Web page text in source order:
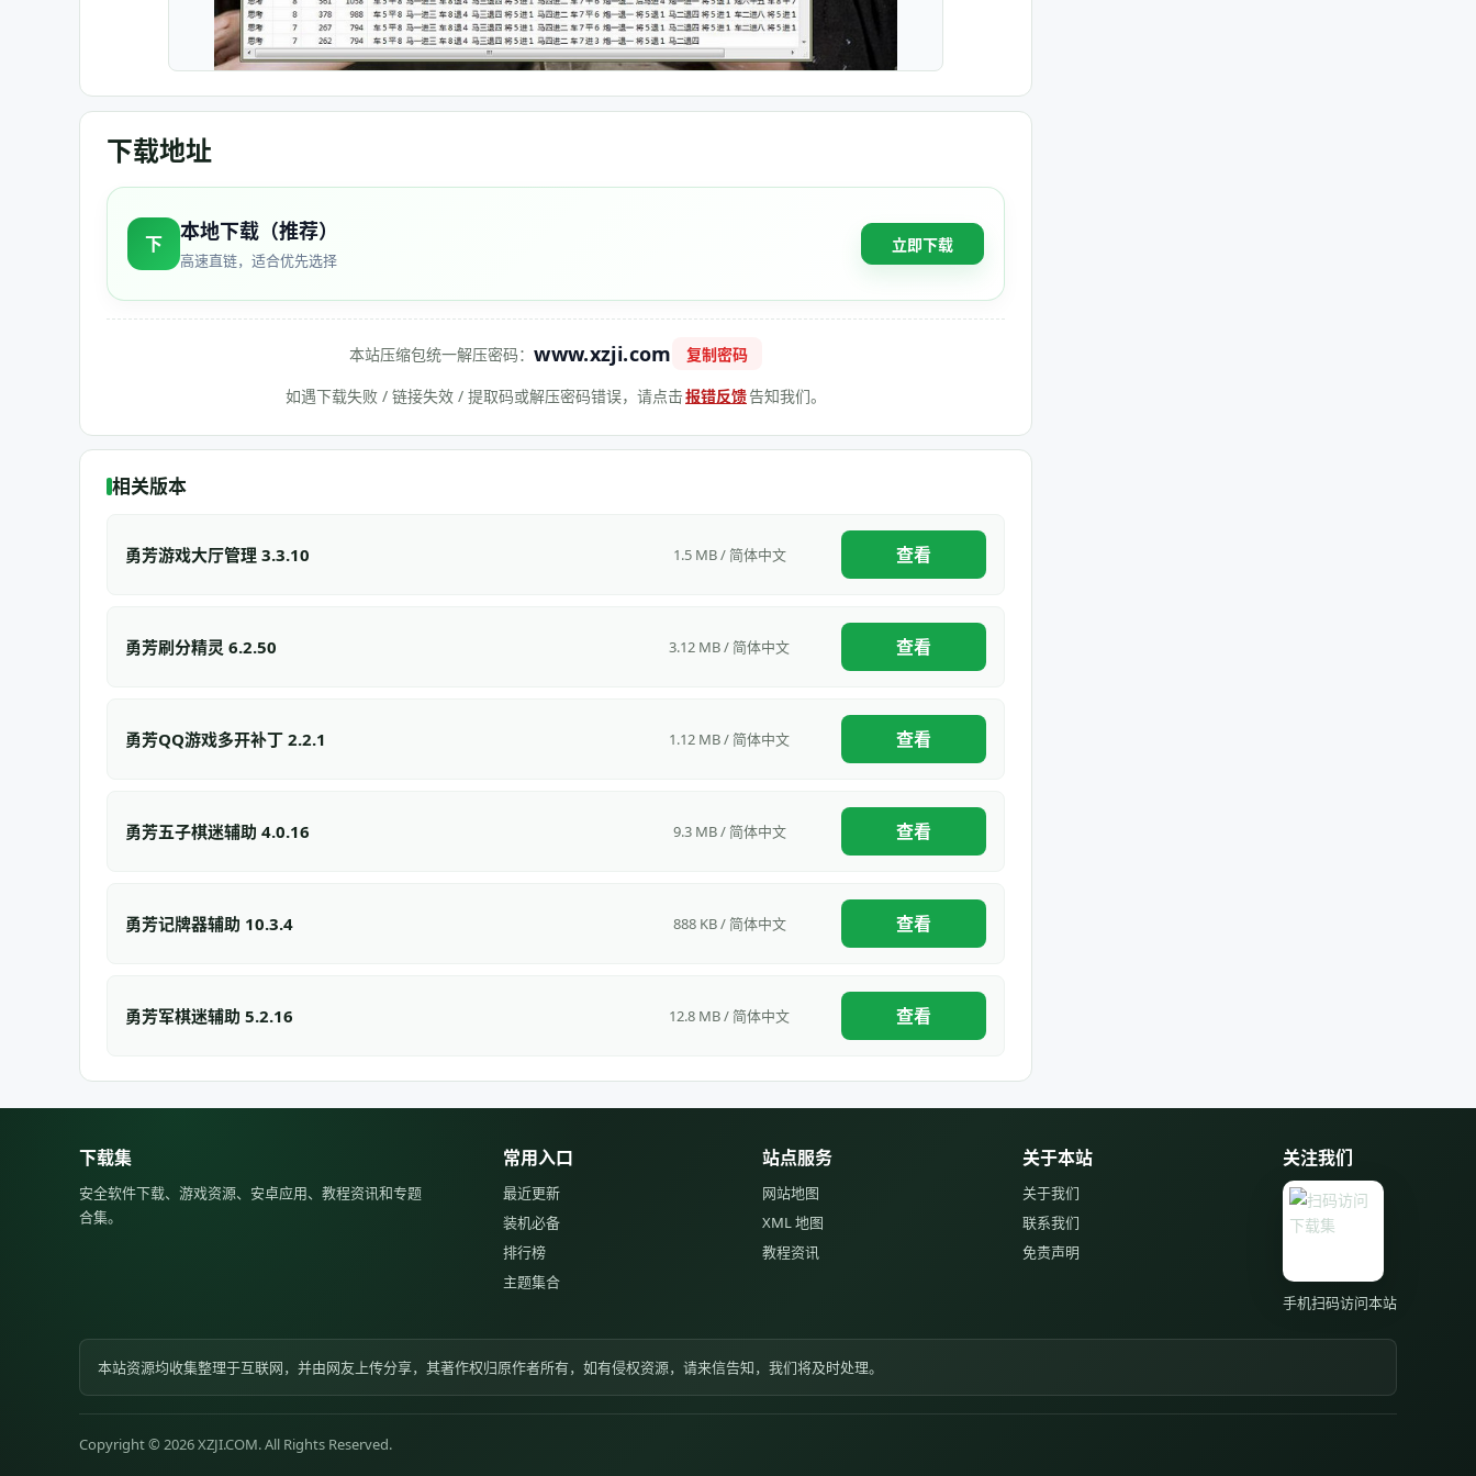
下载地址
下
本地下载（推荐）
高速直链，适合优先选择
立即下载
本站压缩包统一解压密码：www.xzji.com 复制密码
如遇下载失败 / 链接失效 / 提取码或解压密码错误，请点击报错反馈告知我们。
相关版本
勇芳游戏大厅管理 3.3.10 1.5 MB / 简体中文 查看
勇芳刷分精灵 6.2.50 3.12 MB / 简体中文 查看
勇芳QQ游戏多开补丁 2.2.1 1.12 MB / 简体中文 查看
勇芳五子棋迷辅助 4.0.16 9.3 MB / 简体中文 查看
勇芳记牌器辅助 10.3.4 888 KB / 简体中文 查看
勇芳军棋迷辅助 5.2.16 12.8 MB / 简体中文 查看
下载集
安全软件下载、游戏资源、安卓应用、教程资讯和专题
合集。
常用入口
最近更新
装机必备
排行榜
主题集合
站点服务
网站地图
XML 地图
教程资讯
关于本站
关于我们
联系我们
免责声明
关注我们
手机扫码访问本站
本站资源均收集整理于互联网，并由网友上传分享，其著作权归原作者所有，如有侵权资源，请来信告知，我们将及时处理。
Copyright © 2026 XZJI.COM. All Rights Reserved.